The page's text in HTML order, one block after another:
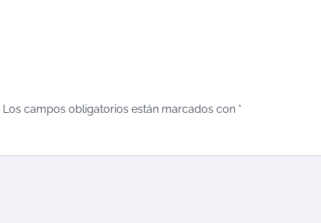
Los campos obligatorios están marcados con *